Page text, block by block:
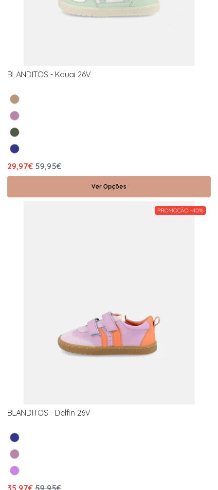
BLANDITOS - Kauai 26V
29,97€ 59,95€
Ver Opções
PROMOÇÃO -40%
BLANDITOS - Delfin 26V